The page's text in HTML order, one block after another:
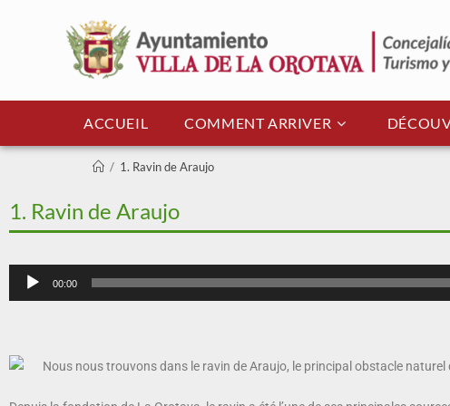
ACCUEIL COMMENT ARRIVER
/ 1. Ravin de Araujo
1. Ravin de Araujo
Lecteur
audio
00:00
Nous nous trouvons dans le ravin de Araujo, le principal obstacle